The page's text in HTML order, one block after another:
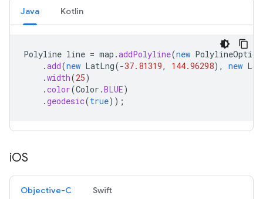
Java Kotlin
Polyline line = map .addPolyline(new
.add(new LatLng(-37.81319, 144.96298), new
.width(25)
.color(Color .BLUE)
.geodesic(true));
iOS
Objective-C Swift